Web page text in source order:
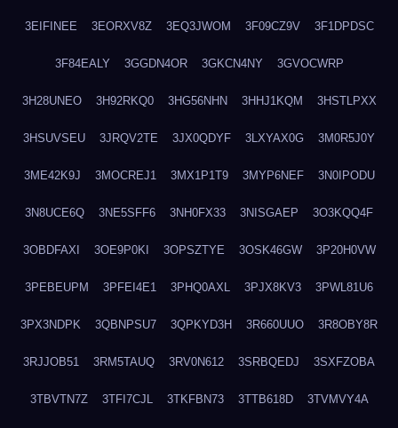
3EIFINEE 3EORXV8Z 3EQ3JWOM 3F09CZ9V 3F1DPDSC
3F84EALY 3GGDN4OR 3GKCN4NY 3GVOCWRP
3H28UNEO 3H92RKQ0 3HG56NHN 3HHJ1KQM 3HSTLPXX
3HSUVSEU 3JRQV2TE 3JX0QDYF 3LXYAX0G 3M0R5J0Y
3ME42K9J 3MOCREJ1 3MX1P1T9 3MYP6NEF 3N0IPODU
3N8UCE6Q 3NE5SFF6 3NH0FX33 3NISGAEP 3O3KQQ4F
3OBDFAXI 3OE9P0KI 3OPSZTYE 3OSK46GW 3P20H0VW
3PEBEUPM 3PFEI4E1 3PHQ0AXL 3PJX8KV3 3PWL81U6
3PX3NDPK 3QBNPSU7 3QPKYD3H 3R660UUO 3R8OBY8R
3RJJOB51 3RM5TAUQ 3RV0N612 3SRBQEDJ 3SXFZOBA
3TBVTN7Z 3TFI7CJL 3TKFBN73 3TTB618D 3TVMVY4A